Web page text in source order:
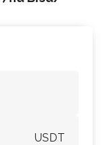
USDT